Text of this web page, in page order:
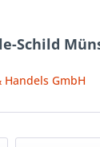
Schild
GmbH